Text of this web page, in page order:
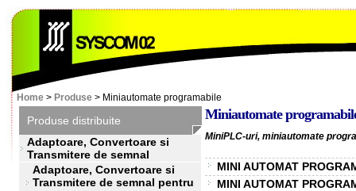
Home > Produse > Miniautomate programabile
Produse distribuite
Adaptoare, Convertoare si
Transmitere de semnal
Adaptoare, Convertoare si
Transmitere de semnal pentru
Miniautomate
MiniPLC-uri, miniautomate
MINI AUTOMAT
MINI AUTOMAT